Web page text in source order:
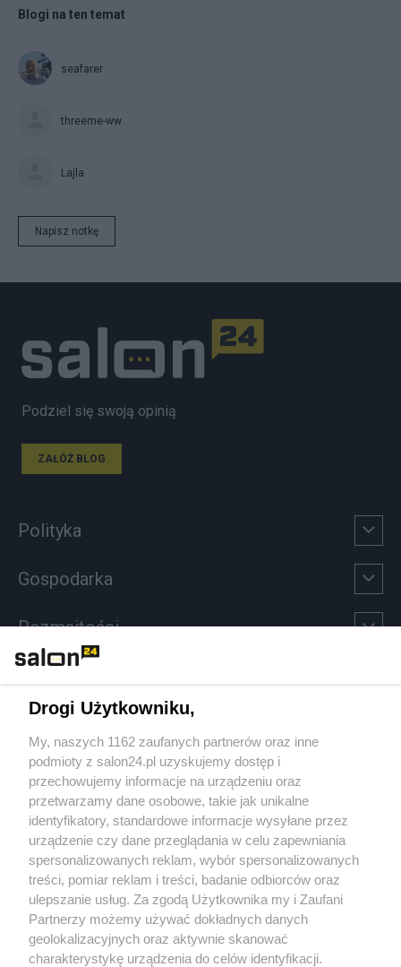
Blogi na ten temat
seafarer
threeme-ww
Lajla
Napisz notkę
Podziel się swoją opinią
ZAŁÓŻ BLOG
Polityka
Gospodarka
Rozmaitości
Sport
Społeczeństwo
Kultura
X Facebook Instagram Youtube
Drogi Użytkowniku,
My, naszych 1162 zaufanych partnerów oraz inne
podmioty z salon24.pl uzyskujemy dostęp i
przechowujemy informacje na urządzeniu oraz
przetwarzamy dane osobowe, takie jak unikalne
identyfikatory, standardowe informacje wysyłane przez
urządzenie czy dane przeglądania w celu zapewniania
spersonalizowanych reklam, wybór spersonalizowanych
treści, pomiar reklam i treści, badanie odbiorców oraz
ulepszanie usług. Za zgodą Użytkownika my i Zaufani
Partnerzy możemy używać dokładnych danych
geolokalizacyjnych oraz aktywnie skanować
charakterystykę urządzenia do celów identyfikacji.